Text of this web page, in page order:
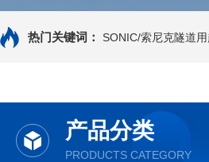
热门关键词： SONIC/索尼克隧道
产品分类
PRODUCTS CATEGORY